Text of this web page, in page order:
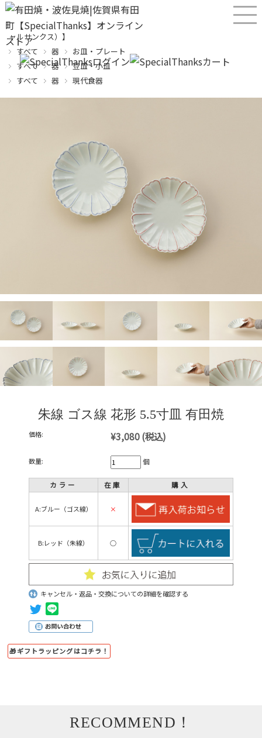
産直！有田焼、波佐見焼オンラインショップ【SPECIALTHANKS（スペシ
ャルサンクス）】
すべて
器
お皿・プレート
すべて
器
豆皿・小皿
すべて
器 現代食器
朱線 ゴス線 花形 5.5寸皿 有田焼
価格: ¥3,080(税込)
数量: 個
カラー 在庫 購入
A:ブルー（ゴス線） ×
B:レッド（朱線） ○
キャンセル・返品・交換についての詳細を確認する
🎁ギフトラッピングはコチラ！
RECOMMEND！